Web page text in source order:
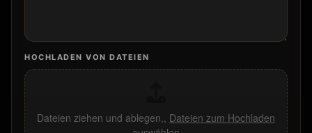
HOCHLADEN VON DATEIEN
Dateien ziehen und ablegen,, Dateien zum Hochladen